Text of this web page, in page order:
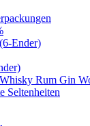
Ender)
Rum Gin
Seltenheiten